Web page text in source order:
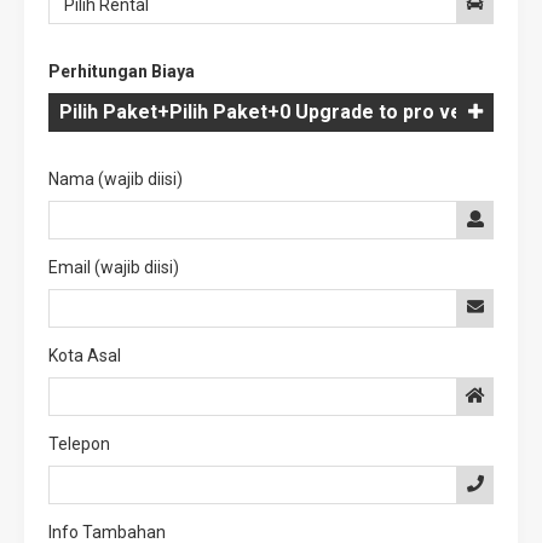
Perhitungan Biaya
Nama (wajib diisi)
Email (wajib diisi)
Kota Asal
Telepon
Info Tambahan